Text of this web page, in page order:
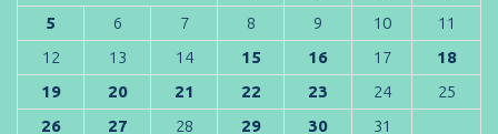
5
6 7 8 9 10
11
12
13 14 15 16 17
18
19
20 21 22 23 24
25
26
27 28 29 30 31